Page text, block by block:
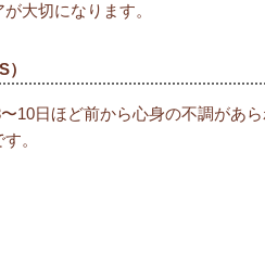
大切になります。
10日ほど前から心身の不調があ
。